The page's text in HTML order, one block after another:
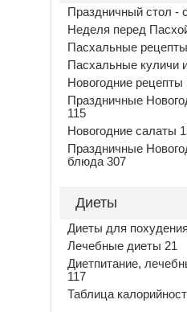
Праздничный стол -
Неделя перед
Пасхальные
Пасхальные куличи
Новогодние
Праздничные
115
Новогодние салаты
Праздничные
блюда 307
Диеты
Диеты для
Лечебные диеты 21
Диетпитание,
117
Таблица